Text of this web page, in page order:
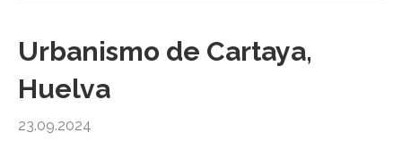
Urbanismo de Cartaya,
Huelva
23.09.2024